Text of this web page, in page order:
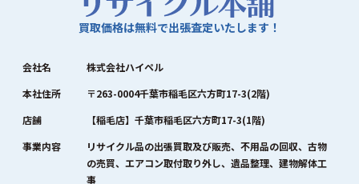
買取価格は無料で出張査定いたします！
会社名
株式会社ハイペル
本社住所
〒263-0004千葉市稲毛区六方町17-3(2階)
店舗
【稲毛店】千葉市稲毛区六方町17-3(1階)
事業内容
リサイクル品の出張買取及び販売、不用品の回収、古物
の売買、エアコン取付取り外し、遺品整理、建物解体工
事